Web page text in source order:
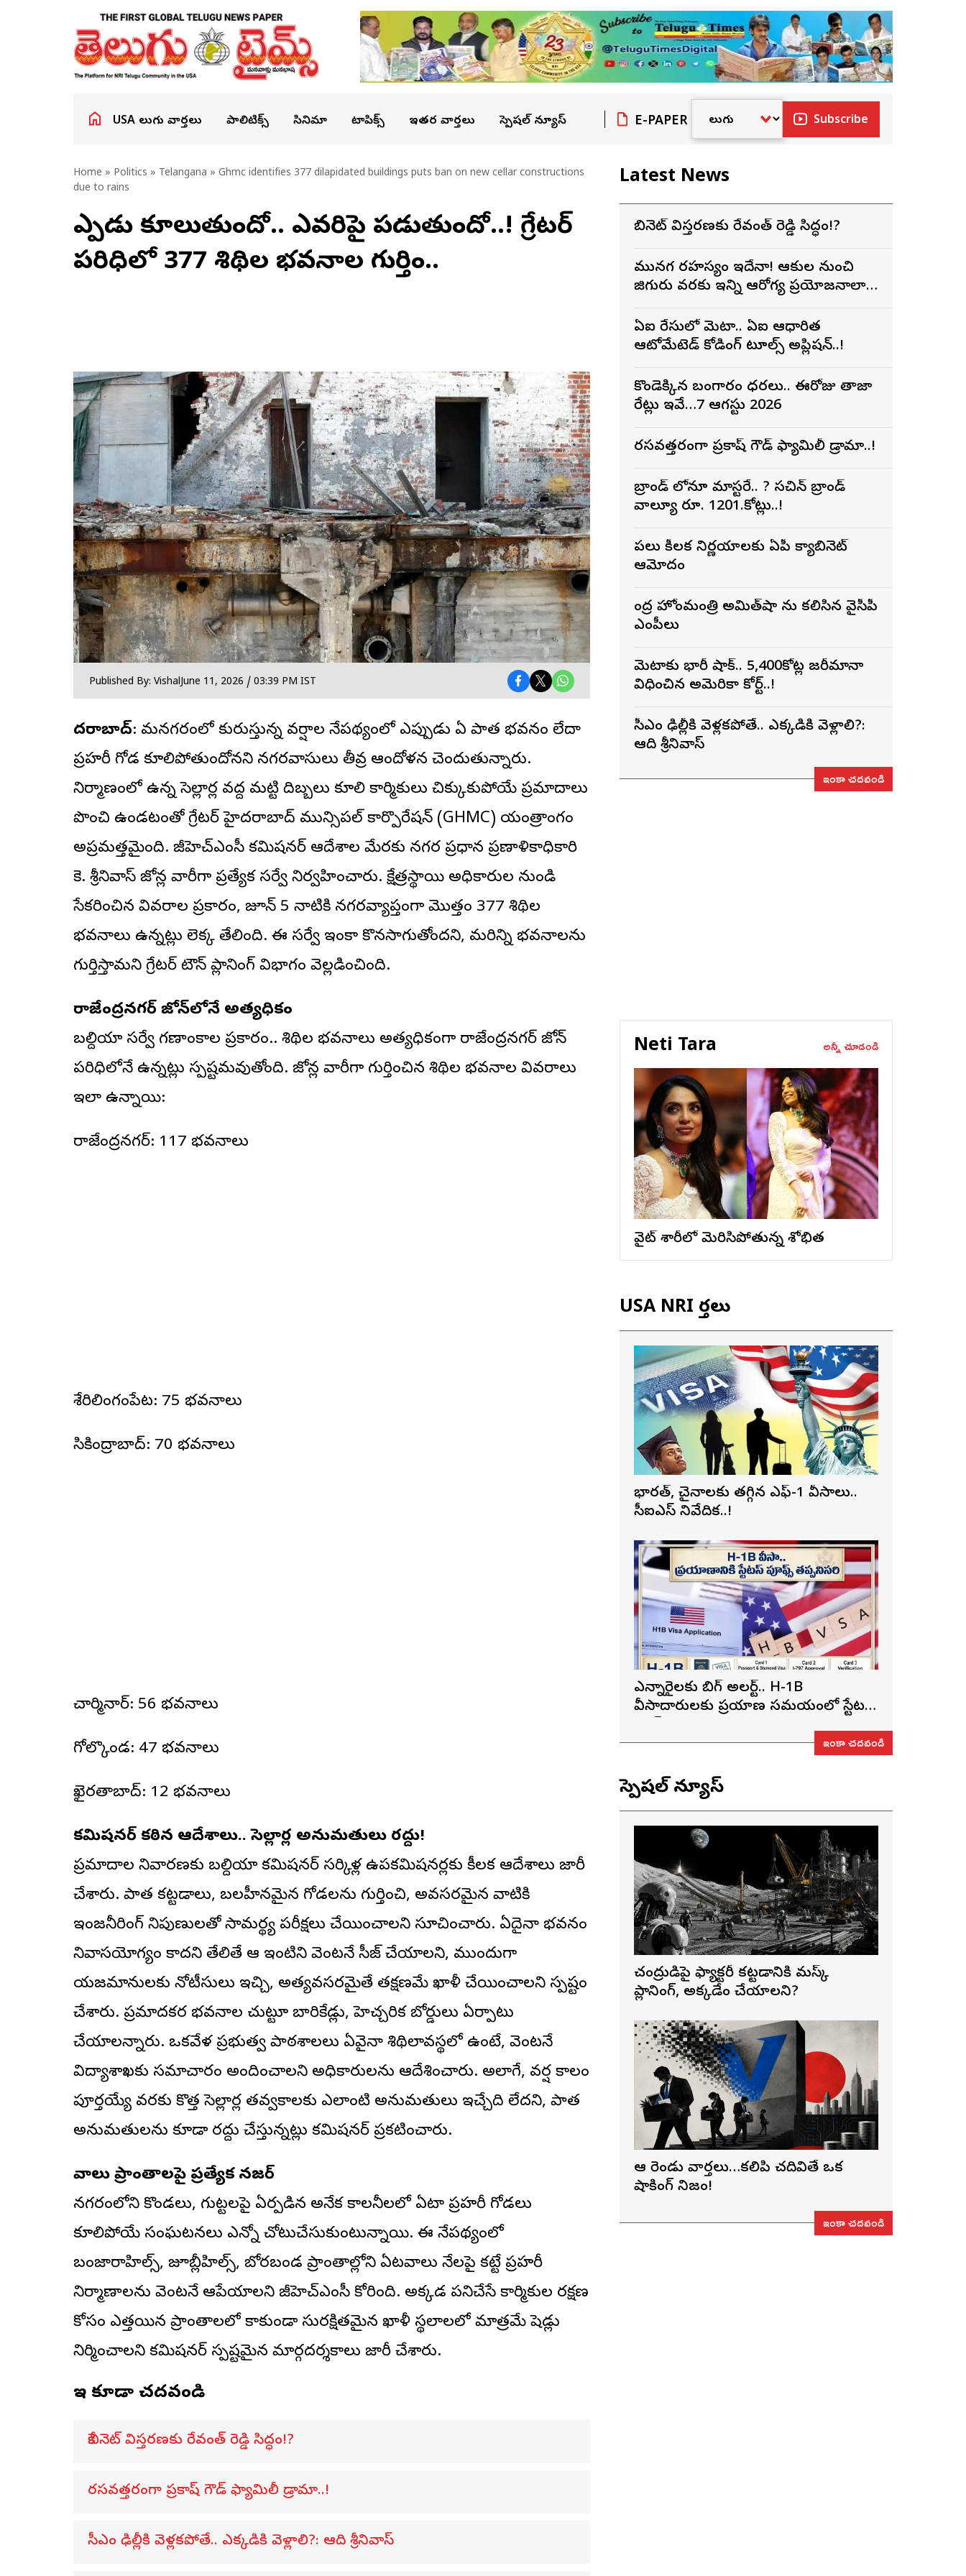
USA తెలుగు వార్తలు పాలిటిక్స్ సినిమా టాపిక్స్ ఇతర వార్తలు స్పెషల్ న్యూస్ E-PAPER Subscribe
Home » Politics » Telangana » Ghmc identifies 377 dilapidated buildings puts ban on new cellar constructions
due to rains
ఎప్పుడు కూలుతుందో.. ఎవరిపై పడుతుందో..! గ్రేటర్
పరిధిలో 377 శిథిల భవనాల గుర్తింపు..
Published By: VishalJune 11, 2026 / 03:39 PM IST
హైదరాబాద్: మహానగరంలో కురుస్తున్న వర్షాల నేపథ్యంలో ఎప్పుడు ఏ పాత భవనం లేదా
ప్రహరీ గోడ కూలిపోతుందోనని నగరవాసులు తీవ్ర ఆందోళన చెందుతున్నారు.
నిర్మాణంలో ఉన్న సెల్లార్ల వద్ద మట్టి దిబ్బలు కూలి కార్మికులు చిక్కుకుపోయే ప్రమాదాలు
పొంచి ఉండటంతో గ్రేటర్ హైదరాబాద్ మున్సిపల్ కార్పొరేషన్ (GHMC) యంత్రాంగం
అప్రమత్తమైంది. జీహెచ్‌ఎంసీ కమిషనర్ ఆదేశాల మేరకు నగర ప్రధాన ప్రణాళికాధికారి
కె. శ్రీనివాస్ జోన్ల వారీగా ప్రత్యేక సర్వే నిర్వహించారు. క్షేత్రస్థాయి అధికారుల నుండి
సేకరించిన వివరాల ప్రకారం, జూన్ 5 నాటికి నగరవ్యాప్తంగా మొత్తం 377 శిథిల
భవనాలు ఉన్నట్లు లెక్క తేలింది. ఈ సర్వే ఇంకా కొనసాగుతోందని, మరిన్ని భవనాలను
గుర్తిస్తామని గ్రేటర్ టౌన్ ప్లానింగ్ విభాగం వెల్లడించింది.
రాజేంద్రనగర్ జోన్‌లోనే అత్యధికం
బల్దియా సర్వే గణాంకాల ప్రకారం.. శిథిల భవనాలు అత్యధికంగా రాజేంద్రనగర్ జోన్
పరిధిలోనే ఉన్నట్లు స్పష్టమవుతోంది. జోన్ల వారీగా గుర్తించిన శిథిల భవనాల వివరాలు
ఇలా ఉన్నాయి:
రాజేంద్రనగర్: 117 భవనాలు
శేరిలింగంపేట: 75 భవనాలు
సికింద్రాబాద్: 70 భవనాలు
చార్మినార్: 56 భవనాలు
గోల్కొండ: 47 భవనాలు
ఖైరతాబాద్: 12 భవనాలు
కమిషనర్ కఠిన ఆదేశాలు.. సెల్లార్ల అనుమతులు రద్దు!
ప్రమాదాల నివారణకు బల్దియా కమిషనర్ సర్కిళ్ల ఉపకమిషనర్లకు కీలక ఆదేశాలు జారీ
చేశారు. పాత కట్టడాలు, బలహీనమైన గోడలను గుర్తించి, అవసరమైన వాటికి
ఇంజనీరింగ్ నిపుణులతో సామర్థ్య పరీక్షలు చేయించాలని సూచించారు. ఏదైనా భవనం
నివాసయోగ్యం కాదని తేలితే ఆ ఇంటిని వెంటనే సీజ్ చేయాలని, ముందుగా
యజమానులకు నోటీసులు ఇచ్చి, అత్యవసరమైతే తక్షణమే ఖాళీ చేయించాలని స్పష్టం
చేశారు. ప్రమాదకర భవనాల చుట్టూ బారికేడ్లు, హెచ్చరిక బోర్డులు ఏర్పాటు
చేయాలన్నారు. ఒకవేళ ప్రభుత్వ పాఠశాలలు ఏవైనా శిథిలావస్థలో ఉంటే, వెంటనే
విద్యాశాఖకు సమాచారం అందించాలని అధికారులను ఆదేశించారు. అలాగే, వర్ష కాలం
పూర్తయ్యే వరకు కొత్త సెల్లార్ల తవ్వకాలకు ఎలాంటి అనుమతులు ఇచ్చేది లేదని, పాత
అనుమతులను కూడా రద్దు చేస్తున్నట్లు కమిషనర్ ప్రకటించారు.
వాలు ప్రాంతాలపై ప్రత్యేక నజర్
నగరంలోని కొండలు, గుట్టలపై ఏర్పడిన అనేక కాలనీలలో ఏటా ప్రహరీ గోడలు
కూలిపోయే సంఘటనలు ఎన్నో చోటుచేసుకుంటున్నాయి. ఈ నేపథ్యంలో
బంజారాహిల్స్, జూబ్లీహిల్స్, బోరబండ ప్రాంతాల్లోని ఏటవాలు నేలపై కట్టే ప్రహరీ
నిర్మాణాలను వెంటనే ఆపేయాలని జీహెచ్‌ఎంసీ కోరింది. అక్కడ పనిచేసే కార్మికుల రక్షణ
కోసం ఎత్తయిన ప్రాంతాలలో కాకుండా సురక్షితమైన ఖాళీ స్థలాలలో మాత్రమే షెడ్లు
నిర్మించాలని కమిషనర్ స్పష్టమైన మార్గదర్శకాలు జారీ చేశారు.
ఇవి కూడా చదవండి
కేబినెట్ విస్తరణకు రేవంత్ రెడ్డి సిద్ధం!?
రసవత్తరంగా ప్రకాష్ గౌడ్ ఫ్యామిలీ డ్రామా..!
సీఎం ఢిల్లీకి వెళ్లకపోతే.. ఎక్కడికి వెళ్లాలి?: ఆది శ్రీనివాస్
Latest News
కేబినెట్ విస్తరణకు రేవంత్ రెడ్డి సిద్ధం!?
మునగ రహస్యం ఇదేనా! ఆకుల నుంచి
జిగురు వరకు ఇన్ని ఆరోగ్య ప్రయోజనాలా…
ఏఐ రేసులో మెటా.. ఏఐ ఆధారిత
ఆటోమేటెడ్ కోడింగ్ టూల్స్ అప్లికేషన్..!
కొండెక్కిన బంగారం ధరలు.. ఈరోజు తాజా
రేట్లు ఇవే…7 ఆగస్టు 2026
రసవత్తరంగా ప్రకాష్ గౌడ్ ఫ్యామిలీ డ్రామా..!
బ్రాండ్ లోనూ మాస్టరే.. ? సచిన్ బ్రాండ్
వాల్యూ రూ. 1201.కోట్లు..!
పలు కీలక నిర్ణయాలకు ఏపీ క్యాబినెట్
ఆమోదం
కేంద్ర హోంమంత్రి అమిత్‌షా ను కలిసిన వైసీపీ
ఎంపీలు
మెటాకు భారీ షాక్.. 5,400కోట్ల జరీమానా
విధించిన అమెరికా కోర్ట్..!
సీఎం ఢిల్లీకి వెళ్లకపోతే.. ఎక్కడికి వెళ్లాలి?:
ఆది శ్రీనివాస్
ఇంకా చదవండి
Neti Tara అన్నీ చూడండి
వైట్ శారీలో మెరిసిపోతున్న శోభిత
USA NRI వార్తలు
భారత్, చైనాలకు తగ్గిన ఎఫ్-1 వీసాలు..
సీఐఎస్ నివేదిక..!
ఎన్నారైలకు బిగ్ అలర్ట్.. H-1B
వీసాదారులకు ప్రయాణ సమయంలో స్టేటస్
ఇంకా చదవండి
స్పెషల్ న్యూస్
చంద్రుడిపై ఫ్యాక్టరీ కట్టడానికి మస్క్
ప్లానింగ్, అక్కడేం చేయాలని?
ఆ రెండు వార్తలు…కలిపి చదివితే ఒక
షాకింగ్ నిజం!
ఇంకా చదవండి